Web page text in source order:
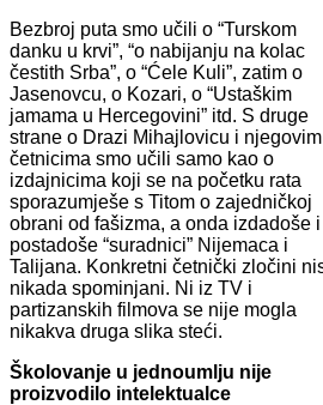
Bezbroj puta smo učili o “Turskom
danku u krvi”, “o nabijanju na kolac
čestith Srba”, o “Ćele Kuli”, zatim o
Jasenovcu, o Kozari, o “Ustaškim
jamama u Hercegovini” itd. S druge
strane o Drazi Mihajlovicu i njegovim
četnicima smo učili samo kao o
izdajnicima koji se na početku rata
sporazumješe s Titom o zajedničkoj
obrani od fašizma, a onda izdadoše i
postadoše “suradnici” Nijemaca i
Talijana. Konkretni četnički zločini
nikada spominjani. Ni iz TV i
partizanskih filmova se nije mogla
nikakva druga slika steći.
Školovanje u jednoumlju nije
proizvodilo intelektualce